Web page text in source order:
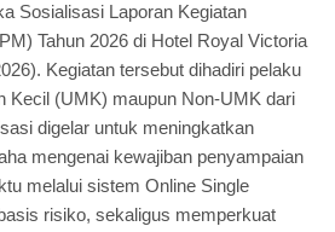
Sosialisasi Laporan Kegiatan
Tahun 2026 di Hotel Royal Victoria
Kegiatan tersebut dihadiri pelaku
Kecil (UMK) maupun Non-UMK dari
digelar untuk meningkatkan
mengenai kewajiban penyampaian
melalui sistem Online Single
risiko, sekaligus memperkuat